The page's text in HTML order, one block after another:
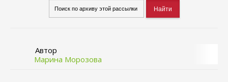
Автор
Марина Морозова